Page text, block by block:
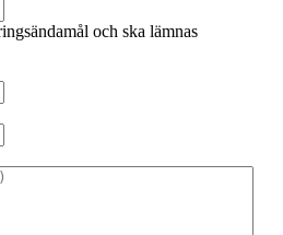
och ska lämnas